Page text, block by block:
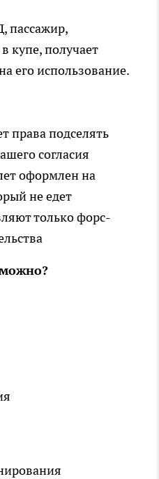
пассажир,
купе, получает
его использование.
права подселять
согласия
оформлен на
не едет
только форс-